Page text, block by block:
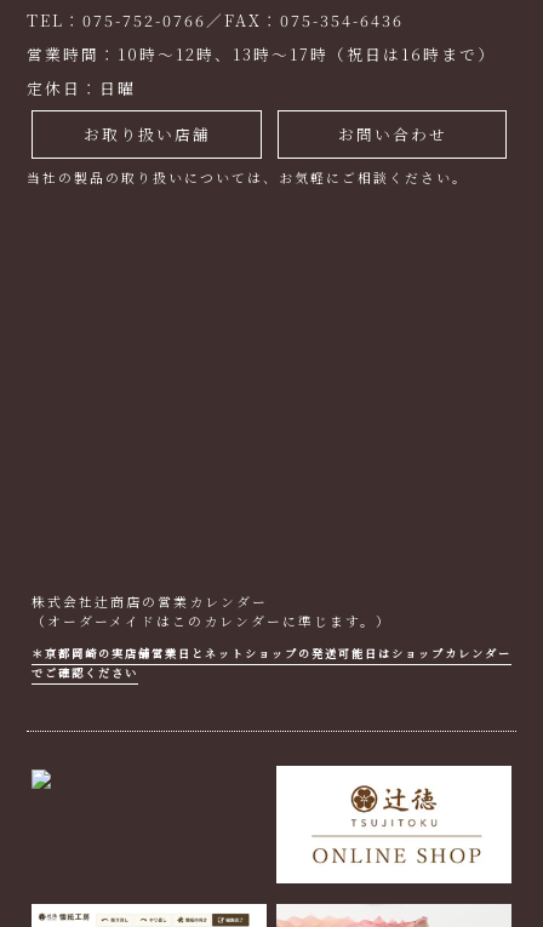
TEL：075-752-0766／FAX：075-354-6436
営業時間：10時～12時、13時～17時（祝日は16時まで）
定休日：日曜
お取り扱い店舗 お問い合わせ
当社の製品の取り扱いについては、お気軽にご相談ください。
株式会社辻商店の営業カレンダー
（オーダーメイドはこのカレンダーに準じます。）
＊京都岡崎の実店舗営業日とネットショップの発送可能日はショップカレンダー
でご確認ください